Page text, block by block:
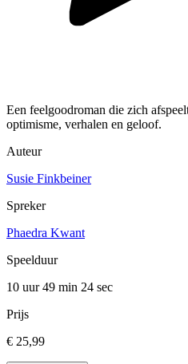
Een feelgoodroman die zich
optimisme, verhalen en geloof.
Auteur
Susie Finkbeiner
Spreker
Phaedra Kwant
Speelduur
10 uur 49 min 24 sec
Prijs
€ 25,99